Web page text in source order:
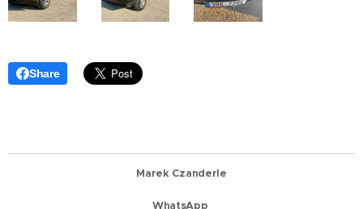
Share
Marek Czanderle
WhatsApp